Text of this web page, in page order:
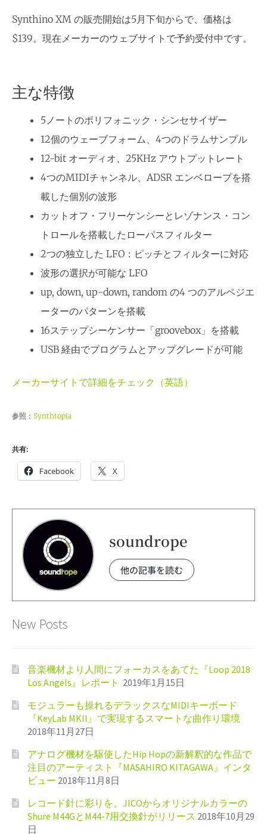
Synthino XM の販売開始は5月下旬からで、価格は
$139。現在メーカーのウェブサイトで予約受付中です。
主な特徴
5ノートのポリフォニック・シンセサイザー
12個のウェーブフォーム、4つのドラムサンプル
12-bit オーディオ、25KHz アウトプットレート
4つのMIDIチャンネル、ADSR エンベロープを搭
載した個別の波形
カットオフ・フリーケンシーとレゾナンス・コン
トロールを搭載したローパスフィルター
2つの独立した LFO：ピッチとフィルターに対応
波形の選択が可能な LFO
up, down, up-down, random の4 つのアルペジエ
ーターのパターンを搭載
16ステップシーケンサー「groovebox」を搭載
USB 経由でプログラムとアップグレードが可能
メーカーサイトで詳細をチェック（英語）
参照： Synthtopia
共有:
Facebook X
soundrope
他の記事を読む
New Posts
音楽機材より人間にフォーカスをあてた『Loop 2018
Los Angels』レポート 2019年1月15日
モジュラーも操れるデラックスなMIDIキーボード
『KeyLab MKll』で実現するスマートな曲作り環境
2018年11月27日
アナログ機材を駆使したHip Hopの新解釈的な作品で
注目のアーティスト『MASAHIRO KITAGAWA』インタ
ビュー 2018年11月8日
レコード針に彩りを。JICOからオリジナルカラーの
Shure M44GとM44-7用交換針がリリース 2018年10月29
日